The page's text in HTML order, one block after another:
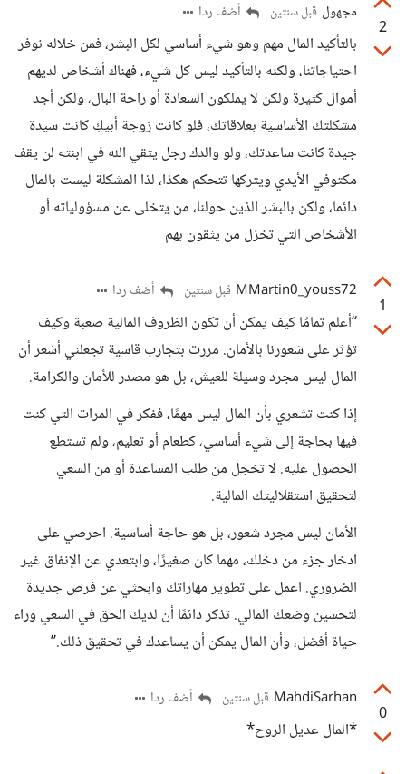
2
مجهول قبل سنتين أضف ردا
بالتأكيد المال مهم وهو شيء أساسي لكل البشر، فمن خلاله نوفر
احتياجاتنا، ولكنه بالتأكيد ليس كل شيء، فهناك أشخاص لديهم
أموال كثيرة ولكن لا يملكون السعادة أو راحة البال، ولكن أجد
مشكلتك الأساسية بعلاقاتك، فلو كانت زوجة أبيكِ كانت سيدة
جيدة كانت ساعدتك، ولو والدك رجل يتقي الله في ابنته لن يقف
مكتوفي الأيدي ويتركها تتحكم هكذا، لذا المشكلة ليست بالمال
دائما، ولكن بالبشر الذين حولنا، من يتخلى عن مسؤولياته أو
الأشخاص التي تخزل من يثقون بهم
1
MMartin0_youss72 قبل سنتين أضف ردا
“أعلم تمامًا كيف يمكن أن تكون الظروف المالية صعبة وكيف
تؤثر على شعورنا بالأمان. مررت بتجارب قاسية تجعلني أشعر أن
المال ليس مجرد وسيلة للعيش، بل هو مصدر للأمان والكرامة.
إذا كنت تشعري بأن المال ليس مهمًا، ففكر في المرات التي كنت
فيها بحاجة إلى شيء أساسي، كطعام أو تعليم، ولم تستطع
الحصول عليه. لا تخجل من طلب المساعدة أو من السعي
لتحقيق استقلاليتك المالية.
الأمان ليس مجرد شعور، بل هو حاجة أساسية. احرصي على
ادخار جزء من دخلك، مهما كان صغيرًا، وابتعدي عن الإنفاق غير
الضروري. اعمل على تطوير مهاراتك وابحثي عن فرص جديدة
لتحسين وضعك المالي. تذكر دائمًا أن لديك الحق في السعي وراء
حياة أفضل، وأن المال يمكن أن يساعدك في تحقيق ذلك.”
0
MahdiSarhan قبل سنتين أضف ردا
*المال عديل الروح*